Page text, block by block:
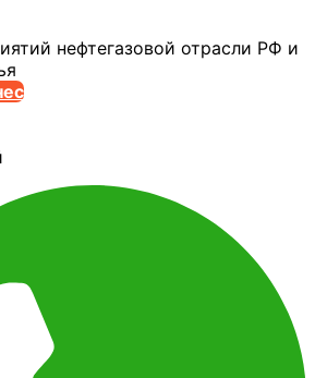
нефтегазовой отрасли РФ и